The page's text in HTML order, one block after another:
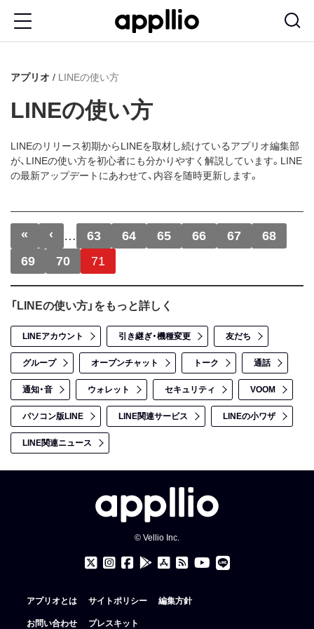
ツ
移
アプリオ LINEの使い方
LINEの使い方
LINEのリリース初期からLINEを取材し続けているアプリオ編集部
が、LINEの使い方を初心者にも分かりやすく解説しています。LINE
の最新アップデートにあわせて、内容を随時更新します。
ページ送り
« 先頭ページ
‹ 前ページ
… 63 64 65 66 67
68
69
70 71
「LINEの使い方」をもっと詳しく
LINEアカウント 引き継ぎ・機種変更 友だち
グループ オープンチャット トーク 通話
通知・音 ウォレット セキュリティ VOOM
パソコン版LINE LINE関連サービス LINEの小ワザ
LINE関連ニュース
© Vellio Inc.
アプリオとは サイトポリシー 編集方針
お問い合わせ プレスキット